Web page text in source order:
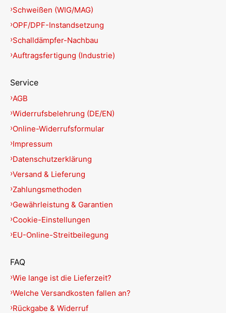
Schweißen (WIG/MAG)
OPF/DPF-Instandsetzung
Schalldämpfer-Nachbau
Auftragsfertigung (Industrie)
Service
AGB
Widerrufsbelehrung (DE/EN)
Online-Widerrufsformular
Impressum
Datenschutzerklärung
Versand & Lieferung
Zahlungsmethoden
Gewährleistung & Garantien
Cookie-Einstellungen
EU-Online-Streitbeilegung
FAQ
Wie lange ist die Lieferzeit?
Welche Versandkosten fallen an?
Rückgabe & Widerruf